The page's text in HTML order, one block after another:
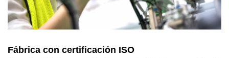
Fábrica con certificación ISO